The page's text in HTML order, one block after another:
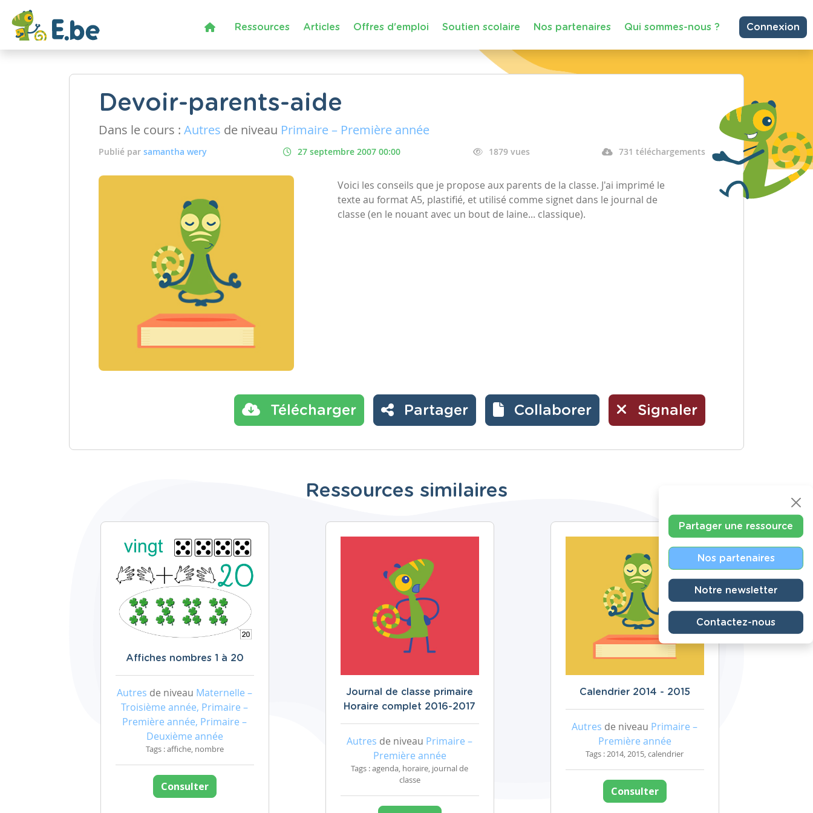
Ressources Articles Offres d'emploi Soutien scolaire Nos partenaires Qui sommes-nous ? Connexion
Devoir-parents-aide
Dans le cours : Autres de niveau Primaire – Première année
Publié par samantha wery 27 septembre 2007 00:00 1879 vues 731 téléchargements
Voici les conseils que je propose aux parents de la classe. J'ai imprimé le
texte au format A5, plastifié, et utilisé comme signet dans le journal de
classe (en le nouant avec un bout de laine... classique).
Télécharger Partager Collaborer Signaler
Ressources similaires
Affiches nombres 1 à 20
Autres de niveau Maternelle –
Troisième année, Primaire –
Première année, Primaire –
Deuxième année
Tags : affiche, nombre
Consulter
Journal de classe primaire
Horaire complet 2016-2017
Autres de niveau Primaire –
Première année
Tags : agenda, horaire, journal de
classe
Calendrier 2014 - 2015
Autres de niveau Primaire –
Première année
Tags : 2014, 2015, calendrier
Consulter
Partager une ressource
Nos partenaires
Notre newsletter
Contactez-nous